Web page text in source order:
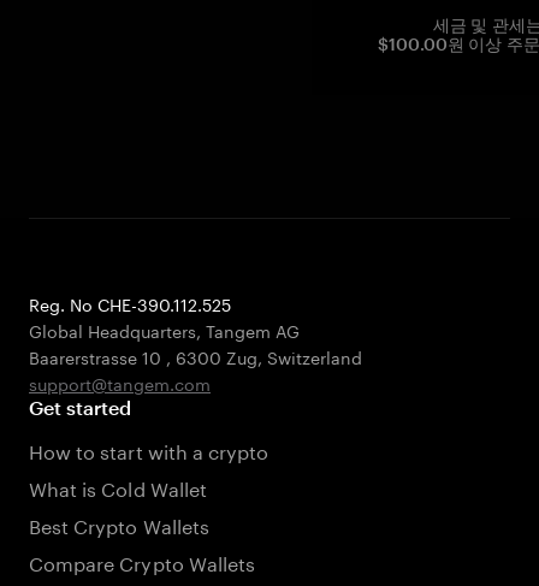
세금 및 관세
$100.00원 이상 주
Reg. No CHE-390.112.525
Global Headquarters, Tangem AG
Baarerstrasse 10 , 6300 Zug, Switzerland
support@tangem.com
Get started
How to start with a crypto
What is Cold Wallet
Best Crypto Wallets
Compare Crypto Wallets